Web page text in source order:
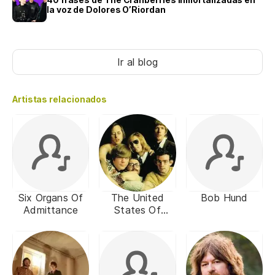
la voz de Dolores O’Riordan
Ir al blog
Artistas relacionados
Six Organs Of
Admittance
The United
States Of
Bob Hund